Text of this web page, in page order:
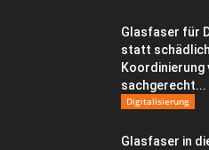
Glasfaser für
statt
Koordinierung
sachgerecht...
Digitalisierung
Glasfaser in